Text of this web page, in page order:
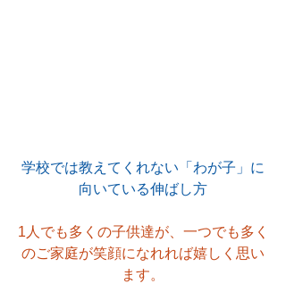
学校では教えてくれない「わが子」に
向いている伸ばし方
1人でも多くの子供達が、一つでも多く
のご家庭が笑顔になれれば嬉しく思い
ます。